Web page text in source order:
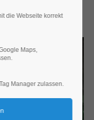
die Webseite korrekt
Maps,
Manager zulassen.